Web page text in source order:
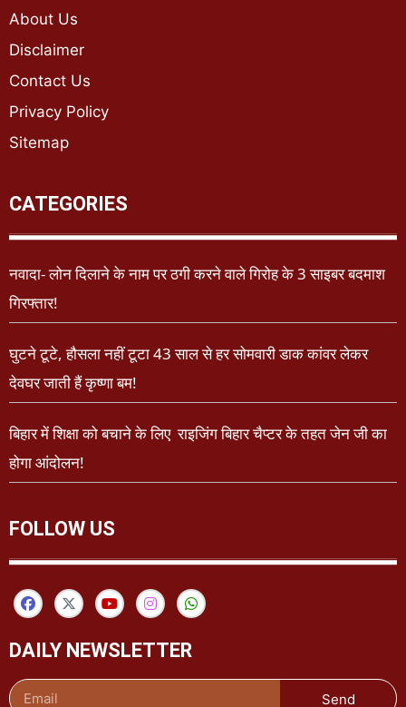
About Us
Disclaimer
Contact Us
Privacy Policy
Sitemap
CATEGORIES
नवादा- लोन दिलाने के नाम पर ठगी करने वाले गिरोह के 3 साइबर बदमाश
गिरफ्तार!
घुटने टूटे, हौसला नहीं टूटा 43 साल से हर सोमवारी डाक कांवर लेकर
देवघर जाती हैं कृष्णा बम!
बिहार में शिक्षा को बचाने के लिए राइजिंग बिहार चैप्टर के तहत जेन जी का
होगा आंदोलन!
FOLLOW US
DAILY NEWSLETTER
Send